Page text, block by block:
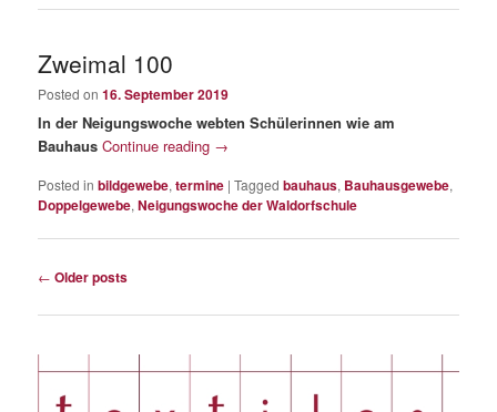
Zweimal 100
Posted on16. September 2019
In der Neigungswoche webten Schülerinnen wie am
Bauhaus Continue reading →
Posted in bildgewebe,termine |Tagged bauhaus, Bauhausgewebe,
Doppelgewebe,Neigungswoche der Waldorfschule
Post
← Older posts